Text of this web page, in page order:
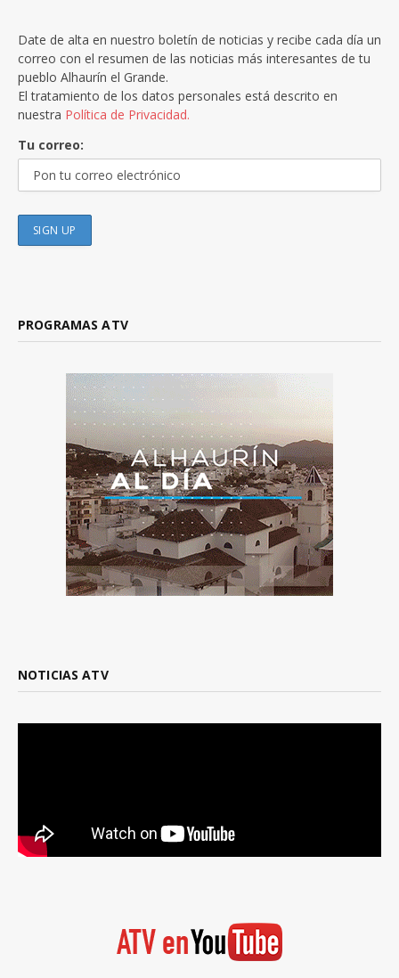
Date de alta en nuestro boletín de noticias y recibe cada día un
correo con el resumen de las noticias más interesantes de tu
pueblo Alhaurín el Grande.
El tratamiento de los datos personales está descrito en
nuestra Política de Privacidad.
Tu correo:
PROGRAMAS ATV
NOTICIAS ATV